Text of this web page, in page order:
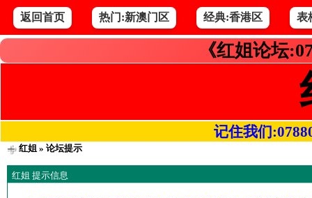
返回首页 热门:新澳门区 经典:香港区 表
《红姐论坛
记住我们
红姐» 论坛提示
红姐 提示信息